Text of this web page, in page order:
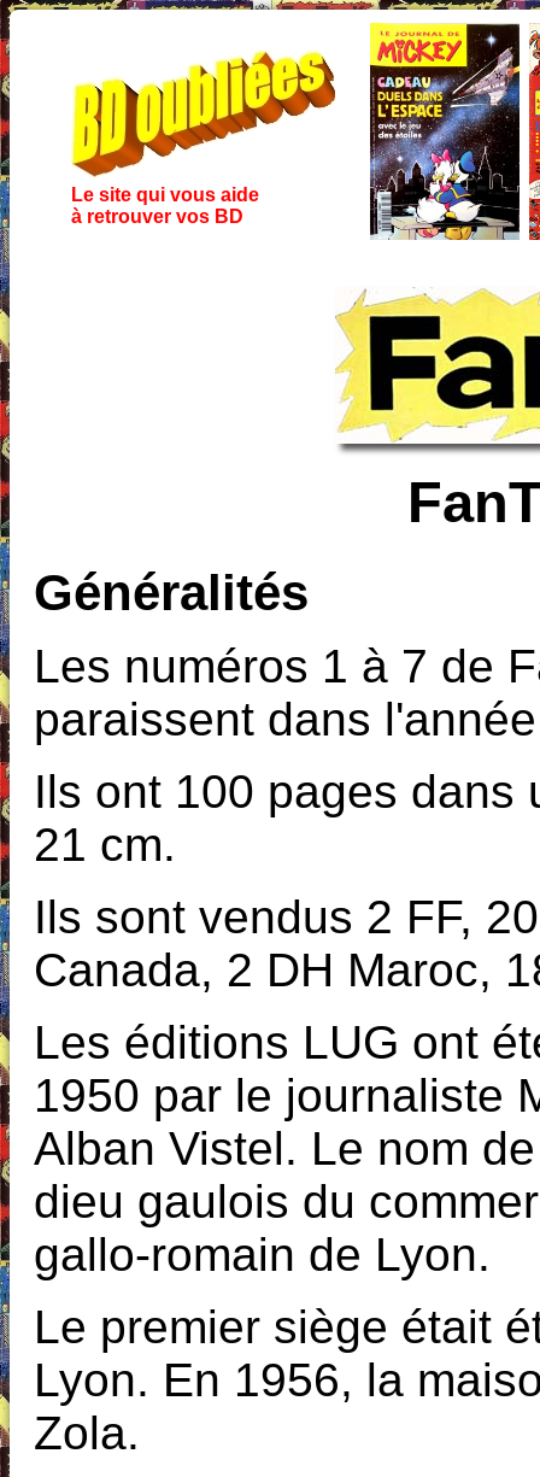
Le site qui vous aide
à retrouver vos BD
Généralités
Les numéros 1 à 7 de
paraissent dans
Ils ont 100 pages dans
21 cm.
Ils sont vendus 2 FF,
Canada, 2 DH Maroc,
Les éditions LUG ont
1950 par le journaliste
Alban Vistel. Le nom
dieu gaulois du
gallo-romain de Lyon.
Le premier siège était
Lyon. En 1956, la
Zola.